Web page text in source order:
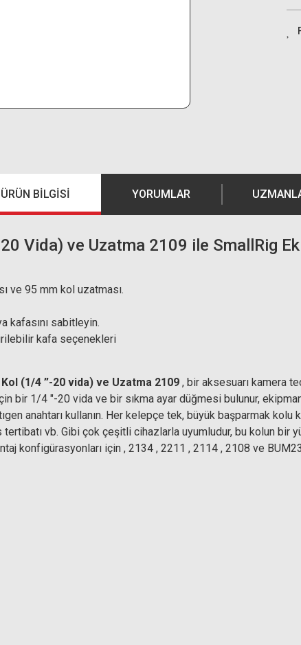
ÜRÜN BILGISI YORUMLAR
Vida) ve Uzatma 2109 ile SmallRig
ve 95 mm kol uzatması.
kafasını sabitleyin.
kafa seçenekleri
(1/4 ”-20 vida) ve Uzatma 2109 , bir aksesuarı kamera
bir 1/4 "-20 vida ve bir sıkma ayar düğmesi bulunur,
anahtarı kullanın. Her kelepçe tek, büyük başparmak
tertibatı vb. Gibi çok çeşitli cihazlarla uyumludur, bu kolun bir
konfigürasyonları için , 2134 , 2211 , 2114 , 2108 ve